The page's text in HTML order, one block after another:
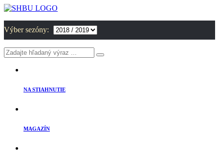
Výber sezóny:
NA STIAHNUTIE
MAGAZÍN